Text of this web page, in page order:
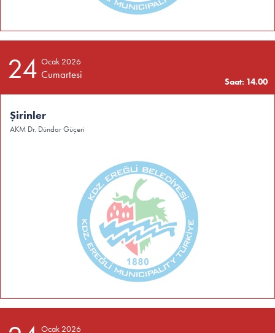
24 Ocak 2026
Cumartesi
Saat: 14.00
Şirinler
AKM Dr. Dündar Güçeri
Ocak 2026